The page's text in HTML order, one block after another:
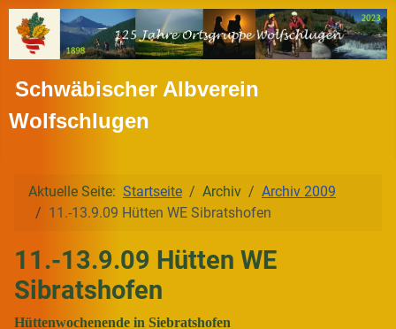
Schwäbischer Albverein
Wolfschlugen
Aktuelle Seite: Startseite Archiv
Archiv 2009
11.-13.9.09 Hütten WE Sibratshofen
11.-13.9.09 Hütten WE
Sibratshofen
Hüttenwochenende in Siebratshofen